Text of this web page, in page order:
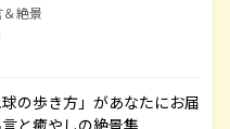
絶景
の歩き方」があなたにお届
と癒やしの絶景集